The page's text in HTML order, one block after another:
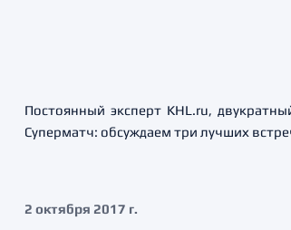
Постоянный эксперт KHL.ru,
Суперматч: обсуждаем три лучших
2 октября 2017 г.